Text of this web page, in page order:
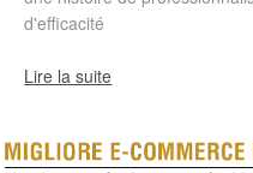
d'efficacité
Lire la suite